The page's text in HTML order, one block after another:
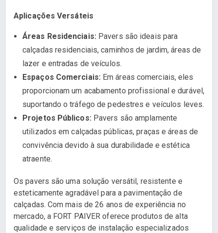
Aplicações Versáteis
Áreas Residenciais: Pavers são ideais para
calçadas residenciais, caminhos de jardim, áreas de
lazer e entradas de veículos.
Espaços Comerciais: Em áreas comerciais, eles
proporcionam um acabamento profissional e durável,
suportando o tráfego de pedestres e veículos leves.
Projetos Públicos: Pavers são amplamente
utilizados em calçadas públicas, praças e áreas de
convivência devido à sua durabilidade e estética
atraente.
Os pavers são uma solução versátil, resistente e
esteticamente agradável para a pavimentação de
calçadas. Com mais de 26 anos de experiência no
mercado, a FORT PAIVER oferece produtos de alta
qualidade e serviços de instalação especializados